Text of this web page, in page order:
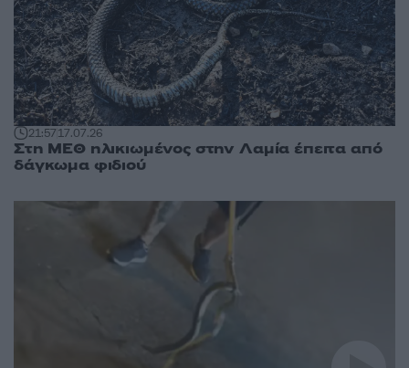
21:5717.07.26
Στη ΜΕΘ ηλικιωμένος στην Λαμία έπειτα από
δάγκωμα φιδιού